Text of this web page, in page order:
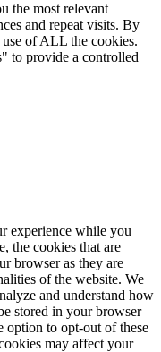
the most relevant
and repeat visits. By
of ALL the cookies.
to provide a controlled
experience while you
the cookies that are
browser as they are
of the website. We
and understand how
stored in your browser
option to opt-out of these
may affect your